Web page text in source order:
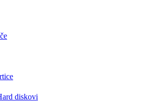
diskovi